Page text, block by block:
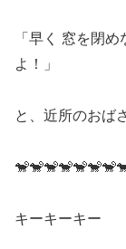
「早く 窓を閉
よ！」
と、近所のおば
キーキーキー